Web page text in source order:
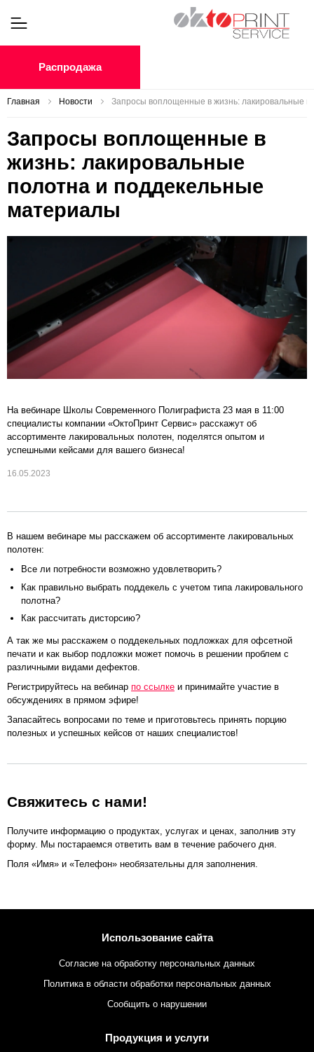
Распродажа
Главная Новости Запросы воплощенные в жизнь: лакировальные
Запросы воплощенные в
жизнь: лакировальные
полотна и поддекельные
материалы
На вебинаре Школы Современного Полиграфиста 23 мая в 11:00
специалисты компании «ОктоПринт Сервис» расскажут об
ассортименте лакировальных полотен, поделятся опытом и
успешными кейсами для вашего бизнеса!
16.05.2023
В нашем вебинаре мы расскажем об ассортименте лакировальных
полотен:
Все ли потребности возможно удовлетворить?
Как правильно выбрать поддекель с учетом типа лакировального
полотна?
Как рассчитать дисторсию?
А так же мы расскажем о поддекельных подложках для офсетной
печати и как выбор подложки может помочь в решении проблем с
различными видами дефектов.
Регистрируйтесь на вебинар по ссылке и принимайте участие в
обсуждениях в прямом эфире!
Запасайтесь вопросами по теме и приготовьтесь принять порцию
полезных и успешных кейсов от наших специалистов!
Свяжитесь с нами!
Получите информацию о продуктах, услугах и ценах, заполнив эту
форму. Мы постараемся ответить вам в течение рабочего дня.
Поля «Имя» и «Телефон» необязательны для заполнения.
Использование сайта
Согласие на обработку персональных данных
Политика в области обработки персональных данных
Сообщить о нарушении
Продукция и услуги